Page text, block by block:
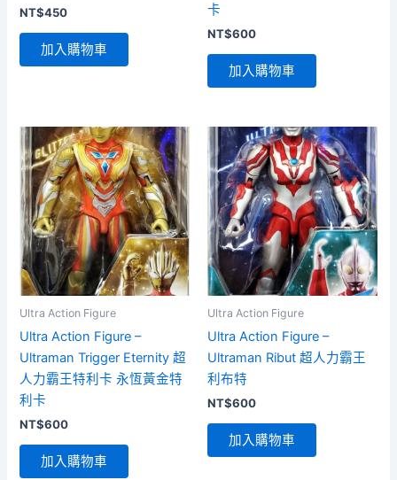
NT$450
加入購物車
卡
NT$600
加入購物車
Ultra Action Figure
Ultra Action Figure –
Ultraman Trigger Eternity 超
人力霸王特利卡 永恆黃金特
利卡
NT$600
加入購物車
Ultra Action Figure
Ultra Action Figure –
Ultraman Ribut 超人力霸王
利布特
NT$600
加入購物車